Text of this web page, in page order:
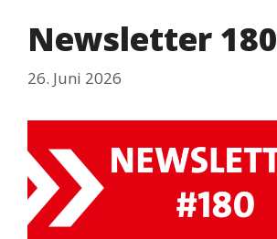
Newsletter 180
26. Juni 2026